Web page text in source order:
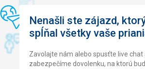
Nenašli ste zájazd,
spĺňal všetky vaše
Zavolajte nám alebo spusťte live chat
zabezpečíme dovolenku, na ktorú